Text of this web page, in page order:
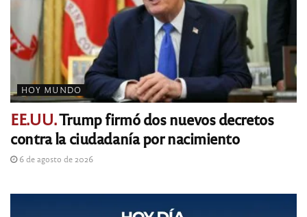
HOY MUNDO
EE.UU.Trump firmó dos nuevos decretos
contra la ciudadanía por nacimiento
6 de agosto de 2026